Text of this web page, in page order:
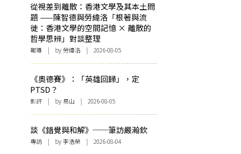
從視差到離散：香港文學及其本土問
題 ——陳智德與勞緯洛「根著與流
徙：香港文學的空間記憶 × 離散的
哲學思辨」對談整理
報導 | by 勞緯洛 | 2026-08-05
《奧德賽》：「英雄回歸」，定
PTSD？
影評 | by 易山 | 2026-08-05
談《錯覺與和解》──筆訪嚴瀚欽
專訪 | by 李浩榮 | 2026-08-04